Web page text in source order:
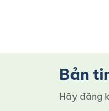
Bản
Hãy đăng